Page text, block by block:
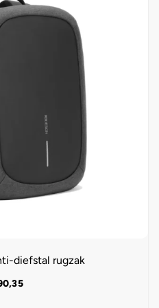
diefstal rugzak